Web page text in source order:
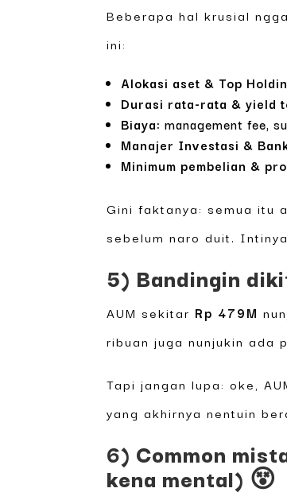
Beberapa hal krusial
ini:
Alokasi aset & Top
Durasi rata-rata & yield
Biaya: management fee,
Manajer Investasi &
Minimum pembelian &
Gini faktanya: semua itu
sebelum naro duit.
5) Bandingin
AUM sekitar Rp 479M
ribuan juga nunjukin ada
Tapi jangan lupa: oke,
yang akhirnya nentuin
6) Common
kena mental) 😵